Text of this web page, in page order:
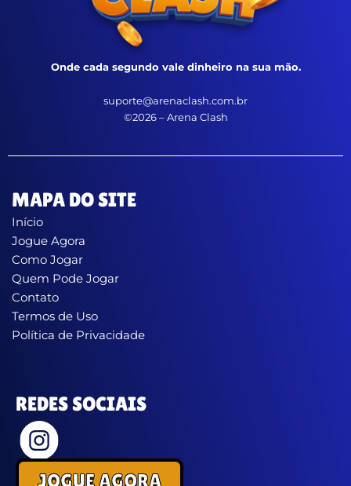
Onde cada segundo vale dinheiro na sua mão.
suporte@arenaclash.com.br
©2026 – Arena Clash
MAPA DO SITE
Início
Jogue Agora
Como Jogar
Quem Pode Jogar
Contato
Termos de Uso
Política de Privacidade
REDES SOCIAIS
JOGUE AGORA